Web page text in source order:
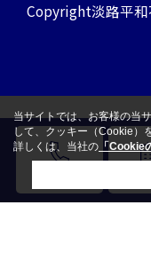
Copyright淡路平和
当サイトでは、お客様の当
して、クッキー（Cookie）
詳しくは、当社の 「Cookie